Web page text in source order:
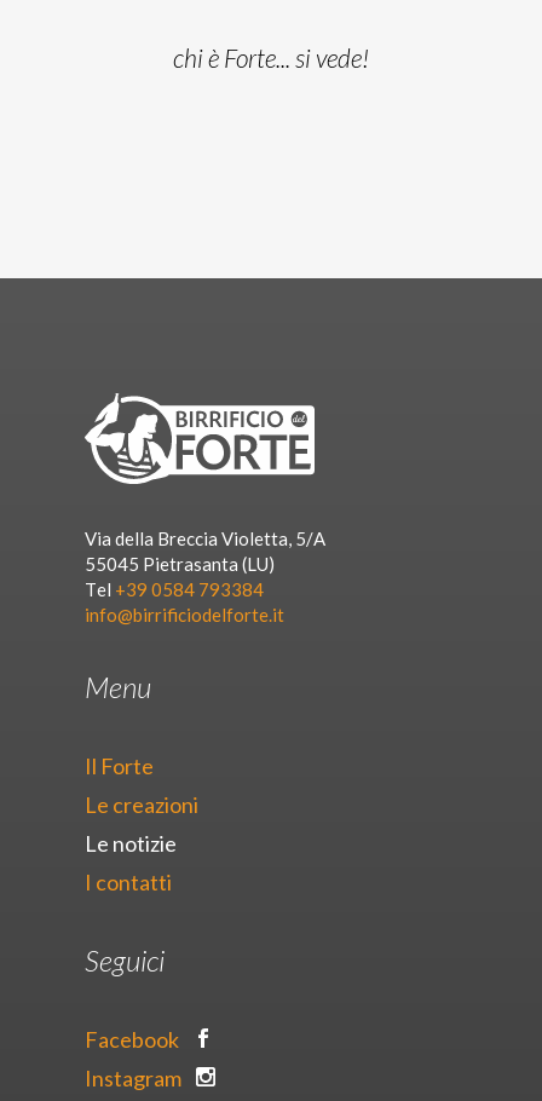
chi è Forte... si vede!
Via della Breccia Violetta, 5/A
55045 Pietrasanta (LU)
Tel +39 0584 793384
info@birrificiodelforte.it
Menu
Il Forte
Le creazioni
Le notizie
I contatti
Seguici
Facebook
Instagram